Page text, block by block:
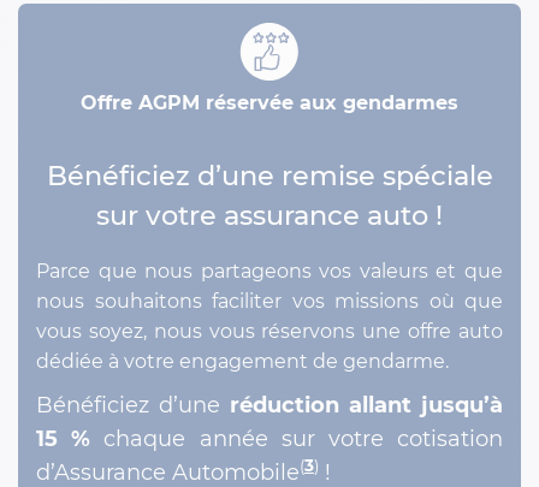
Offre AGPM réservée aux gendarmes
Bénéficiez d’une remise spéciale
sur votre assurance auto !
Parce que nous partageons vos valeurs et que
nous souhaitons faciliter vos missions où que
vous soyez, nous vous réservons une offre auto
dédiée à votre engagement de gendarme.
Bénéficiez d’une réduction allant jusqu’à
15 % chaque année sur votre cotisation
d’Assurance Automobile(3) !